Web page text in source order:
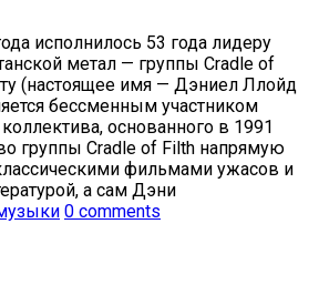
исполнилось 53 года лидеру
метал — группы Cradle of
(настоящее имя — Дэниел Ллойд
бессменным участником
основанного в 1991
группы Cradle of Filth напрямую
фильмами ужасов и
а сам Дэни
0 comments